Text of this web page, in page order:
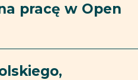
pracę w Open